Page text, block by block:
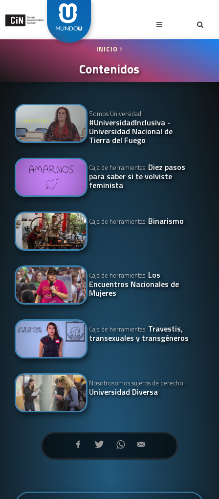
INICIO
Contenidos
Somos Universidad:
#UniversidadInclusiva -
Universidad Nacional de
Tierra del Fuego
Caja de herramientas: Diez pasos
para saber si te volviste
feminista
Caja de herramientas: Binarismo
Caja de herramientas: Los
Encuentros Nacionales de
Mujeres
Caja de herramientas: Travestis,
transexuales y transgéneros
Nosotrosomos sujetos de derecho:
Universidad Diversa